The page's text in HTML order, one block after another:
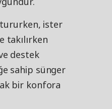
ister
takılırken
destek
sahip sünger
bir konfora